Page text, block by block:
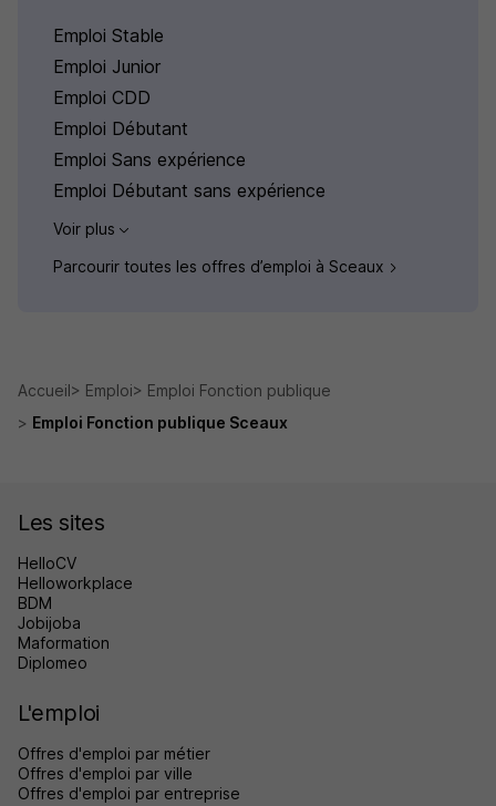
Emploi Stable
Emploi Junior
Emploi CDD
Emploi Débutant
Emploi Sans expérience
Emploi Débutant sans expérience
Voir plus
Parcourir toutes les offres d’emploi à Sceaux
Accueil Emploi
Emploi Fonction publique
Emploi Fonction publique Sceaux
Les sites
HelloCV
Helloworkplace
BDM
Jobijoba
Maformation
Diplomeo
L'emploi
Offres d'emploi par métier
Offres d'emploi par ville
Offres d'emploi par entreprise